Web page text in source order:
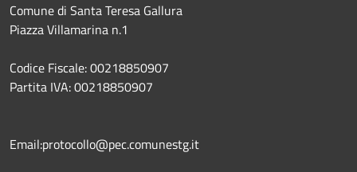
Comune di Santa Teresa Gallura
Piazza Villamarina n.1
Codice Fiscale: 00218850907
Partita IVA: 00218850907
Email:protocollo@pec.comunestg.it